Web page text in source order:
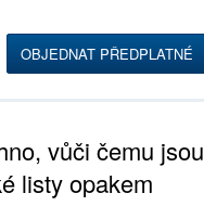
OBJEDNAT PŘEDPLATNÉ
vůči čemu jsou
listy opakem